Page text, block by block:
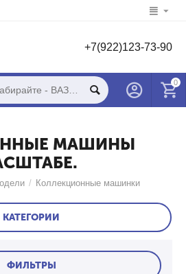
+7(922)123-73-90
0
МАШИНЫ
/ Коллекционные машинки
КАТЕГОРИИ
ФИЛЬТРЫ